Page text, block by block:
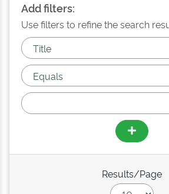
Add filters:
Use filters to refine the search
Results/Page